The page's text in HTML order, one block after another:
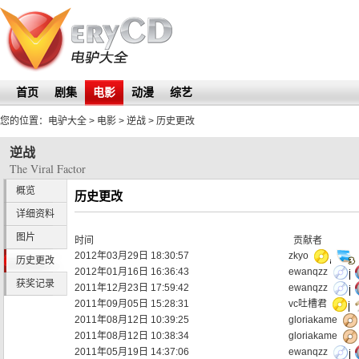
首页 剧集 电影 动漫 综艺
您的位置： 电驴大全 > 电影 > 逆战 > 历史更改
逆战
The Viral Factor
概览
详细资料
图片
历史更改
获奖记录
历史更改
时间
贡献者
2012年03月29日 18:30:57
zkyo
2012年01月16日 16:36:43
ewanqzz
2011年12月23日 17:59:42
ewanqzz
2011年09月05日 15:28:31
vc吐槽君
2011年08月12日 10:39:25
gloriakame
2011年08月12日 10:38:34
gloriakame
2011年05月19日 14:37:06
ewanqzz